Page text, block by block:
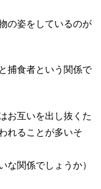
の姿をしているのが
捕食者という関係で
お互いを出し抜くた
れることが多いそ
な関係でしょうか）